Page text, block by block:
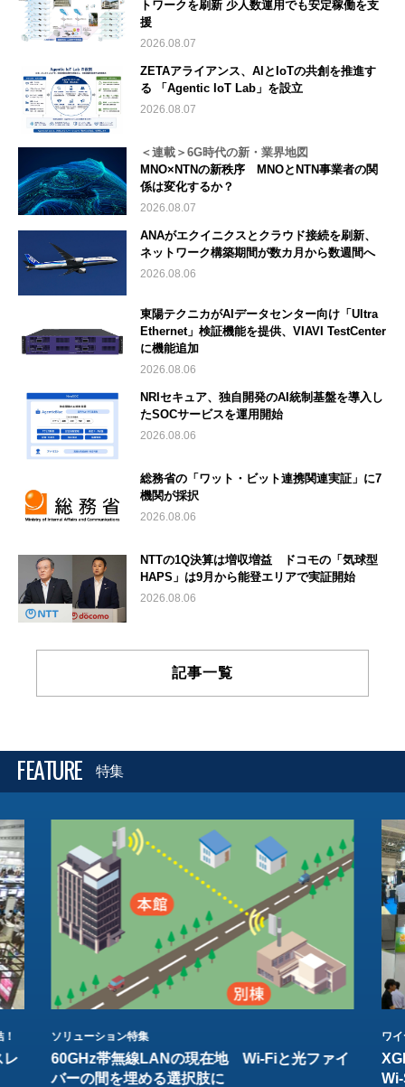
トワークを刷新 少人数運用でも安定稼働を支
援
2026.08.07
ZETAアライアンス、AIとIoTの共創を推進す
る 「Agentic IoT Lab」を設立
2026.08.07
＜連載＞6G時代の新・業界地図
MNO×NTNの新秩序 MNOとNTN事業者の関
係は変化するか？
2026.08.07
ANAがエクイニクスとクラウド接続を刷新、
ネットワーク構築期間が数カ月から数週間へ
2026.08.06
東陽テクニカがAIデータセンター向け「Ultra
Ethernet」検証機能を提供、VIAVI TestCenter
に機能追加
2026.08.06
NRIセキュア、独自開発のAI統制基盤を導入し
たSOCサービスを運用開始
2026.08.06
総務省の「ワット・ビット連携関連実証」に7
機関が採択
2026.08.06
NTTの1Q決算は増収増益 ドコモの「気球型
HAPS」は9月から能登エリアで実証開始
2026.08.06
記事一覧
FEATURE 特集
レ
ソリューション特集
60GHz帯無線LANの現在地 Wi-Fiと光ファイ
バーの間を埋める選択肢に
ワ